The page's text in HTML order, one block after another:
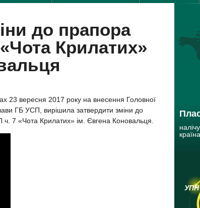
до прапора
Крилатих»
23 вересня 2017 року на внесення Головної
ГБ УСП, вирішила затвердити зміни до
7 «Чота Крилатих» ім. Євгена Коновальця.
УПН